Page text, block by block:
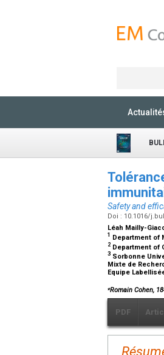
Safety and
Doi : 10.1016/
Léah Mailly-
1 Department of
2 Department of
3 Sorbonne
Mixte de
Equipe
⁎Romain Cohen,
PDF